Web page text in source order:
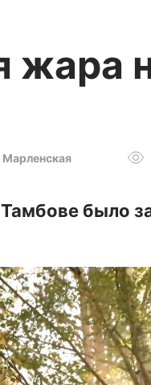
жара
Марленская
было